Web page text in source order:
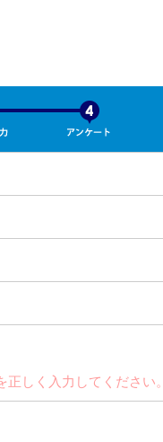
しく入力してください。